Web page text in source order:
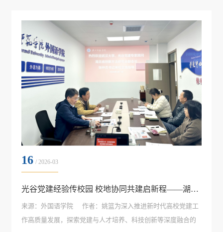
通过了《外国语学院202...
16 / 2026-03
光谷党建经验传校园 校地协同共建启新程——湖北省创新方法研究会副会长、光谷企业联合会党建专家顾问张...
来源：外国语学院 作者：姚篮​为深入推进新时代高校党建工
作高质量发展，探索党建与人才培养、科技创新等深度融合的